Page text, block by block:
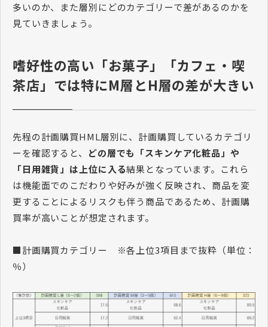
多いのか、また層別にどのカテゴリーで差があるのかを
見ていきましょう。
嗜好性の高い「お菓子」「カフェ・喫
茶店」では特にM層とH層の差が大きい
先程の計画購買HML層別に、計画購買しているカテゴリ
ーを確認すると、 どの層でも「スキンケア化粧品」や
「日用雑貨」は上位に入る結果となっています。これら
は機能面でのこだわりや好みが強く反映され、商品を変
更することによるリスクも伴う商品であるため、計画購
買率が高いことが想定されます。
■計画購買カテゴリー ※各上位3項目まで抜粋（単位：
％）